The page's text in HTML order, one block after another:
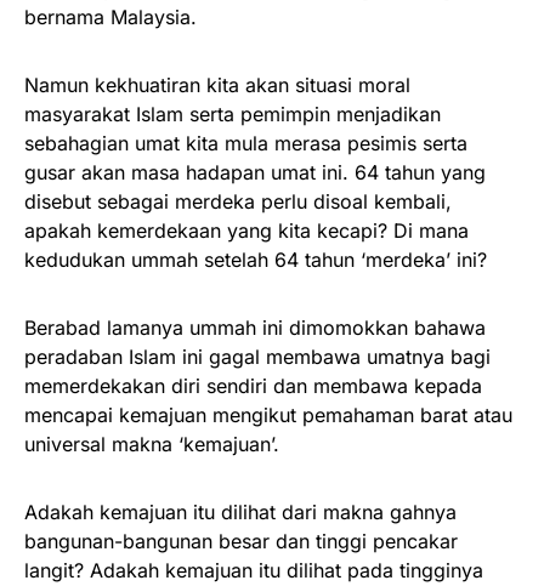
bernama Malaysia.
Namun kekhuatiran kita akan situasi moral
masyarakat Islam serta pemimpin menjadikan
sebahagian umat kita mula merasa pesimis serta
gusar akan masa hadapan umat ini. 64 tahun yang
disebut sebagai merdeka perlu disoal kembali,
apakah kemerdekaan yang kita kecapi? Di mana
kedudukan ummah setelah 64 tahun ‘merdeka’ ini?
Berabad lamanya ummah ini dimomokkan bahawa
peradaban Islam ini gagal membawa umatnya bagi
memerdekakan diri sendiri dan membawa kepada
mencapai kemajuan mengikut pemahaman barat atau
universal makna ‘kemajuan’.
Adakah kemajuan itu dilihat dari makna gahnya
bangunan-bangunan besar dan tinggi pencakar
langit? Adakah kemajuan itu dilihat pada tingginya